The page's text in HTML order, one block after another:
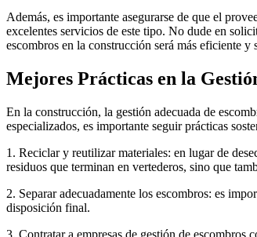
Además, es importante asegurarse de que el
excelentes servicios de este tipo. No dude en
escombros en la construcción será más eficiente y
Mejores Prácticas en la
En la construcción, la gestión adecuada de
especializados, es importante seguir prácticas
1. Reciclar y reutilizar materiales: en lugar de
residuos que terminan en vertederos, sino que
2. Separar adecuadamente los escombros: es
disposición final.
3. Contratar a empresas de gestión de escombros